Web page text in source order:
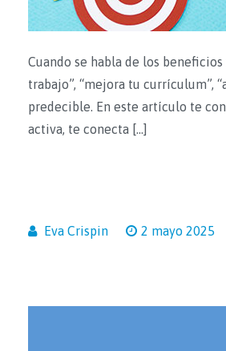
Cuando se habla de los
trabajo”, “mejora tu currículum”,
predecible. En este artículo te
activa, te conecta […]
Eva Crispin 2 mayo 2025